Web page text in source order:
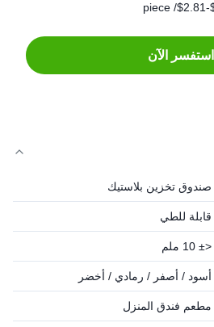
استفسر الآن
صندوق تخزين بلاستيك
قابلة للطي
<± 10 ملم
أسود / أصفر / رمادي / أخضر
مطعم فندق المنزل